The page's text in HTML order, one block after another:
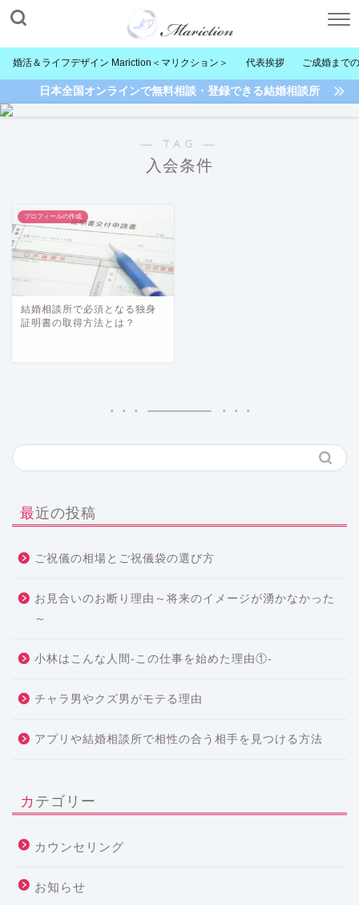
婚活＆ライフデザイン Mariction＜マリクション＞ 代表挨拶 ご成婚まで
日本全国オンラインで無料相談・登録できる結婚相談所
― TAG ―
入会条件
プロフィールの作成
結婚相談所で必須となる独身
証明書の取得方法とは？
最近の投稿
ご祝儀の相場とご祝儀袋の選び方
お見合いのお断り理由～将来のイメージが湧かなかった
～
小林はこんな人間-この仕事を始めた理由①-
チャラ男やクズ男がモテる理由
アプリや結婚相談所で相性の合う相手を見つける方法
カテゴリー
カウンセリング
お知らせ